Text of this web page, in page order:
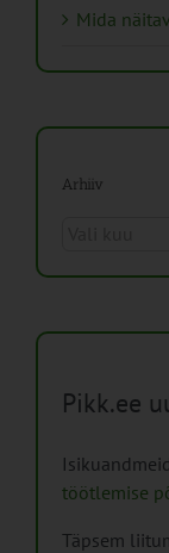
Mida
Arhiiv
Pikk.ee
töötlemise
Täpsem